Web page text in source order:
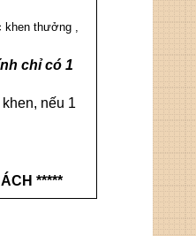
khen thưởng ,
chỉ có 1
nếu 1
*****